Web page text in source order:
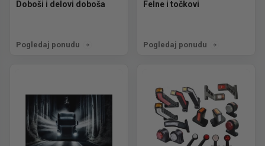
Doboši i delovi doboša
Pogledaj ponudu
Felne i točkovi
Pogledaj ponudu